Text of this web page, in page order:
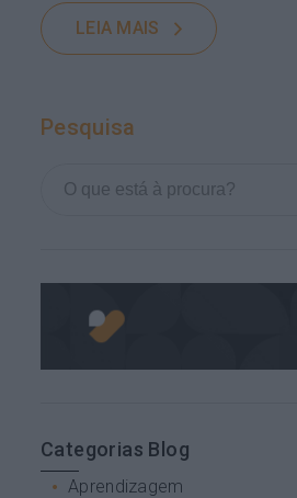
LEIA MAIS
Pesquisa
Categorias Blog
Aprendizagem